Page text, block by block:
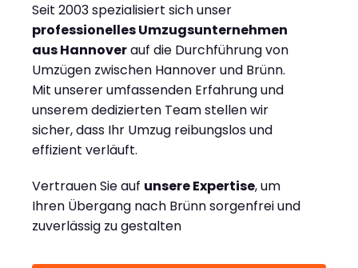
Seit 2003 spezialisiert sich unser
professionelles Umzugsunternehmen
aus Hannoverauf die Durchführung von
Umzügen zwischen Hannover und Brünn.
Mit unserer umfassenden Erfahrung und
unserem dedizierten Team stellen wir
sicher, dass Ihr Umzug reibungslos und
effizient verläuft.
Vertrauen Sie auf unsere Expertise, um
Ihren Übergang nach Brünn sorgenfrei und
zuverlässig zu gestalten